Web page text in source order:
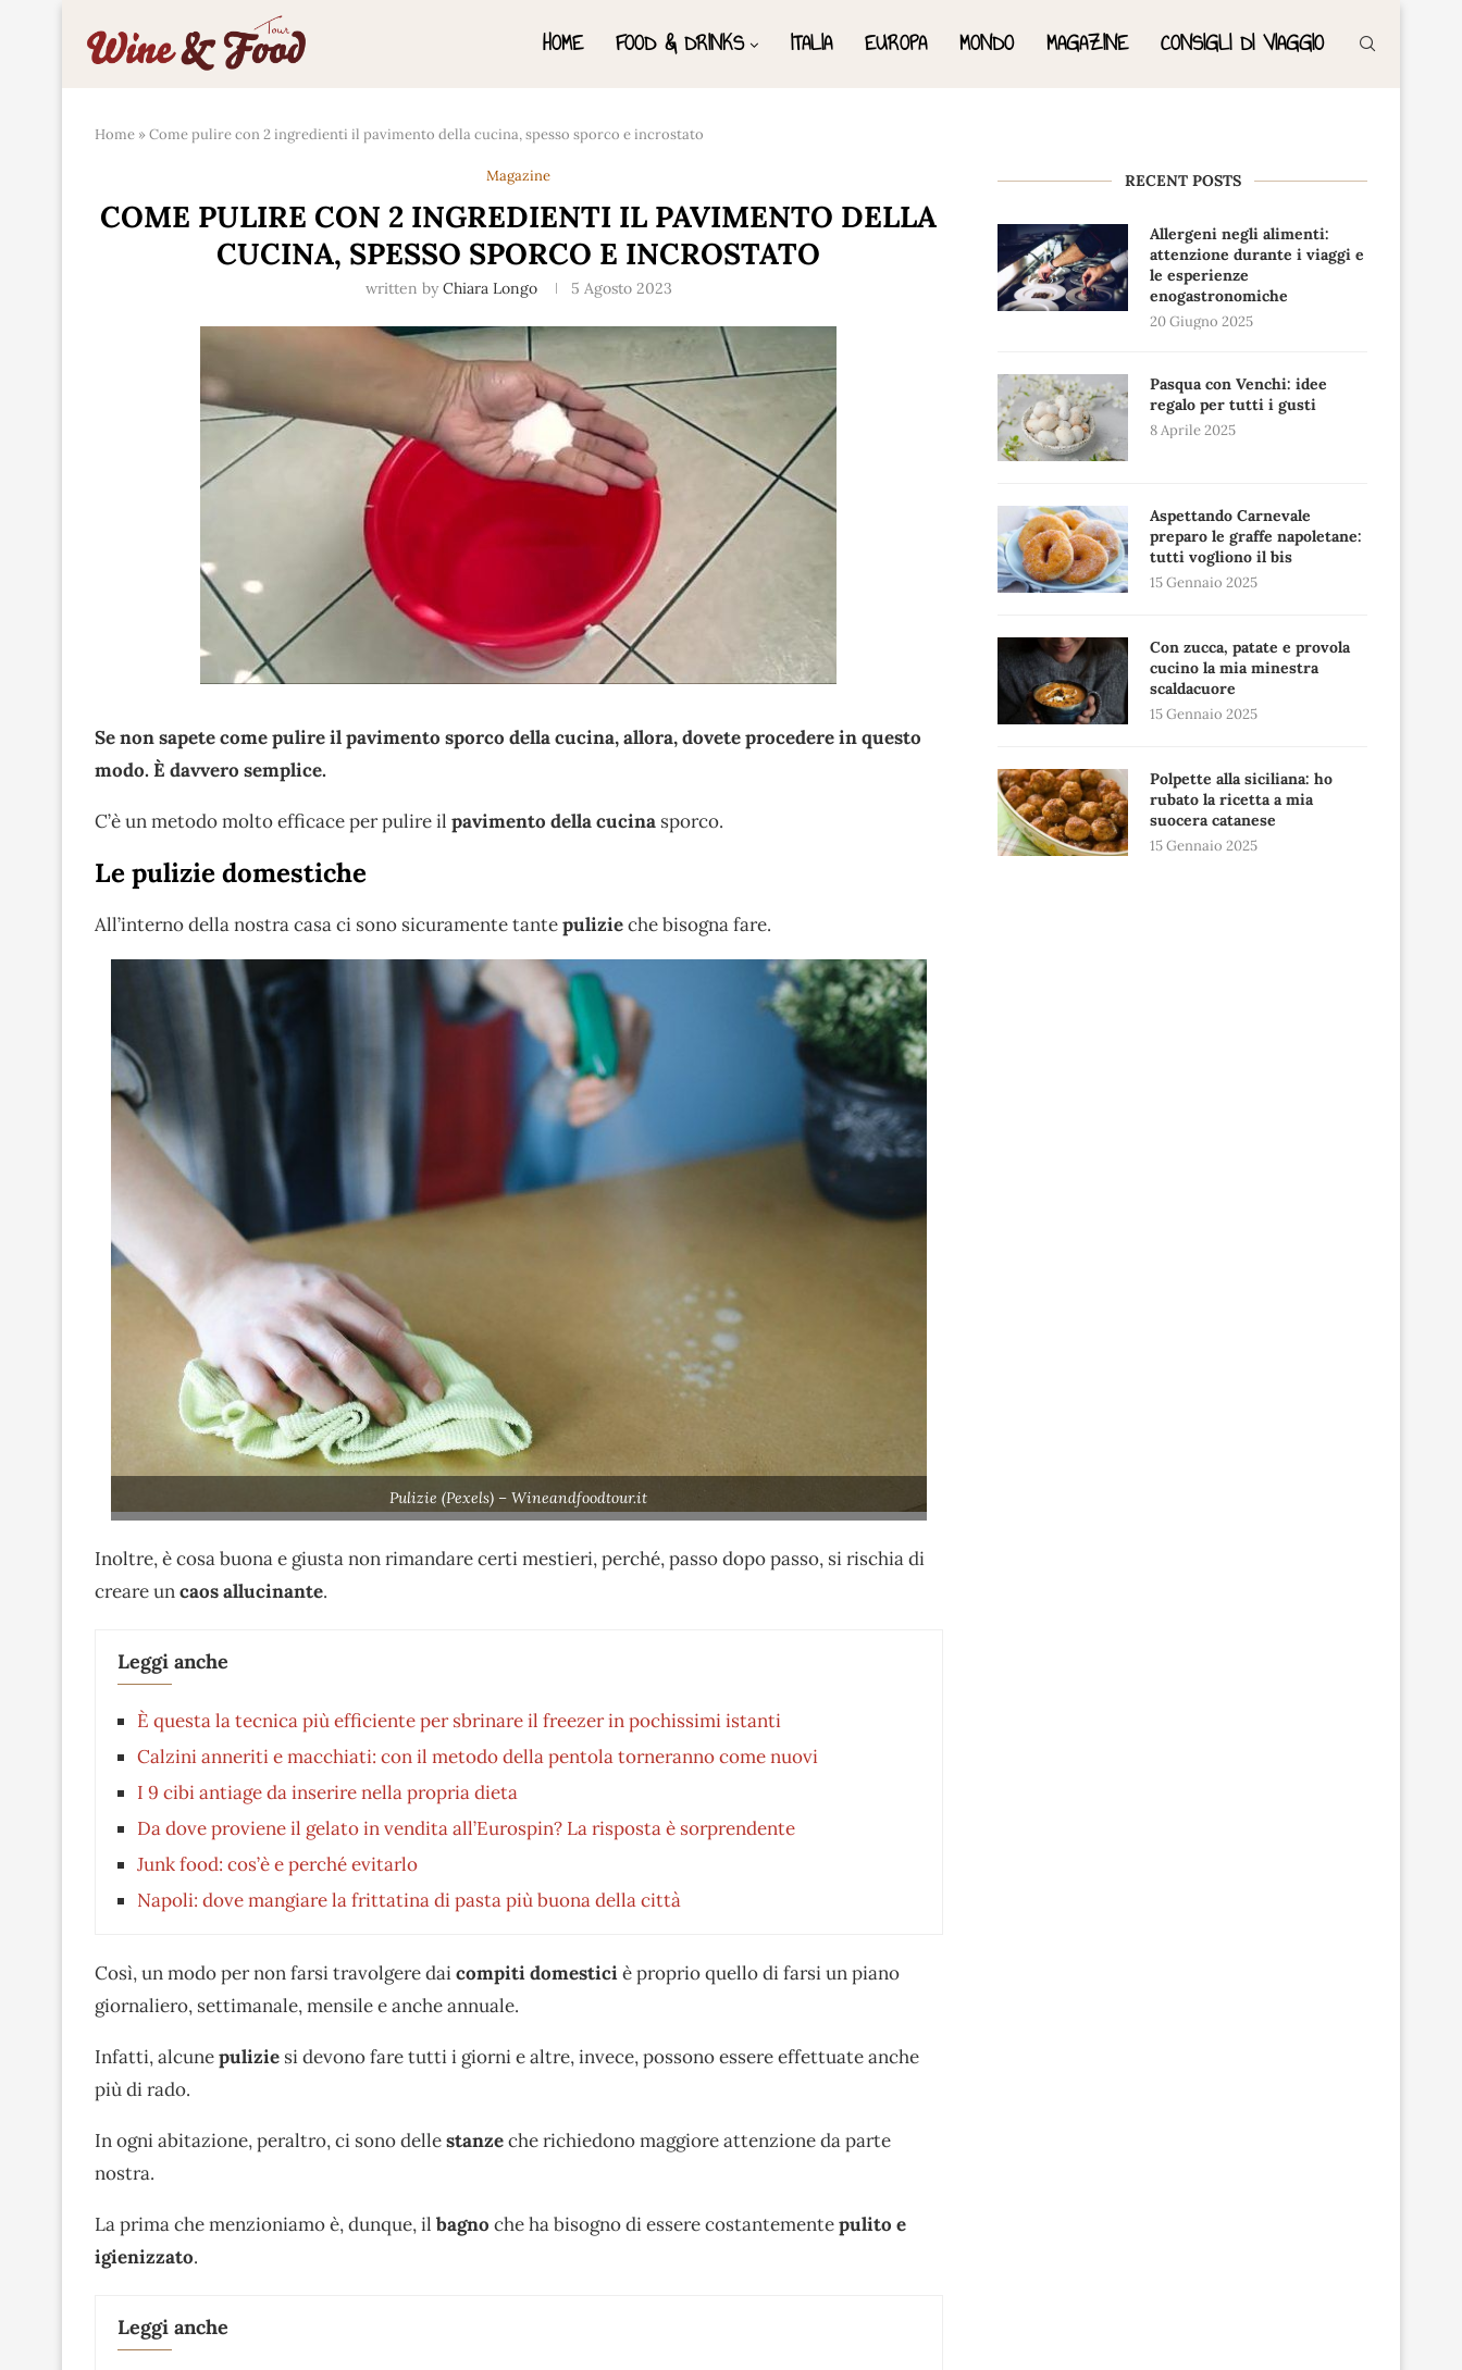
HOME FOOD & DRINKS ITALIA EUROPA MONDO MAGAZINE CONSIGLI DI VIAGGIO
Home »Come pulire con 2 ingredienti il pavimento della cucina, spesso sporco e incrostato
Magazine
COME PULIRE CON 2 INGREDIENTI IL PAVIMENTO DELLA
CUCINA, SPESSO SPORCO E INCROSTATO
written by Chiara Longo 5 Agosto 2023
Se non sapete come pulire il pavimento sporco della cucina, allora, dovete procedere in questo
modo. È davvero semplice.
C’è un metodo molto efficace per pulire il pavimento della cucina sporco.
Le pulizie domestiche
All’interno della nostra casa ci sono sicuramente tantepulizieche bisogna fare.
Pulizie (Pexels) – Wineandfoodtour.it
Inoltre, è cosa buona e giusta non rimandare certi mestieri, perché, passo dopo passo, si rischia di
creare uncaos allucinante.
Leggi anche
È questa la tecnica più efficiente per sbrinare il freezer in pochissimi istanti
Calzini anneriti e macchiati: con il metodo della pentola torneranno come nuovi
I 9 cibi antiage da inserire nella propria dieta
Da dove proviene il gelato in vendita all’Eurospin? La risposta è sorprendente
Junk food: cos’è e perché evitarlo
Napoli: dove mangiare la frittatina di pasta più buona della città
Così, un modo per non farsi travolgere daicompiti domesticiè proprio quello di farsi un piano
giornaliero, settimanale, mensile e anche annuale.
Infatti, alcunepulizie si devono fare tutti i giorni e altre, invece, possono essere effettuate anche
più di rado.
In ogni abitazione, peraltro, ci sono dellestanzeche richiedono maggiore attenzione da parte
nostra.
La prima che menzioniamo è, dunque, il bagno che ha bisogno di essere costantementepulito e
igienizzato.
Leggi anche
RECENT POSTS
Allergeni negli alimenti:
attenzione durante i viaggi e
le esperienze
enogastronomiche
20 Giugno 2025
Pasqua con Venchi: idee
regalo per tutti i gusti
8 Aprile 2025
Aspettando Carnevale
preparo le graffe napoletane:
tutti vogliono il bis
15 Gennaio 2025
Con zucca, patate e provola
cucino la mia minestra
scaldacuore
15 Gennaio 2025
Polpette alla siciliana: ho
rubato la ricetta a mia
suocera catanese
15 Gennaio 2025